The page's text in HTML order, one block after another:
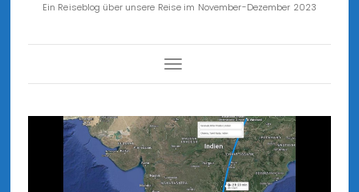
Ein Reiseblog über unsere Reise im November-Dezember 2023
Toggle
Navigation